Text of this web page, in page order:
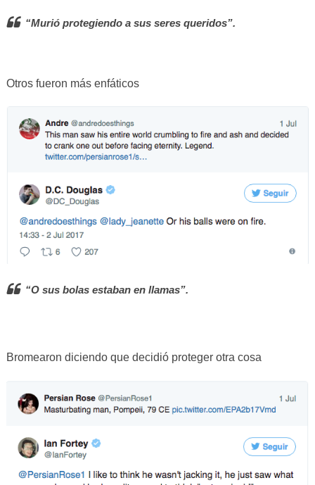
“Murió protegiendo a sus seres queridos”.
Otros fueron más enfáticos
“O sus bolas estaban en llamas”.
Bromearon diciendo que decidió proteger otra cosa